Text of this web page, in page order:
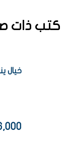
كتب ذات
خيال